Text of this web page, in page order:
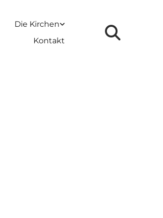
Die Kirchen
Kontakt